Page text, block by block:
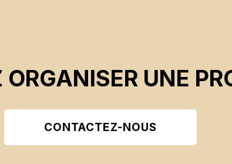
UNE
CONTACTEZ-NOUS